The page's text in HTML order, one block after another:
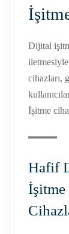
Dijital
cihazları,
İşitme
Hafif